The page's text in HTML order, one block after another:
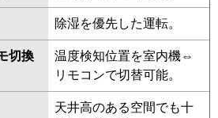
除湿を優先した運転。
切換
温度検知位置を室内機⇔
リモコンで切替可能。
天井高のある空間でも十